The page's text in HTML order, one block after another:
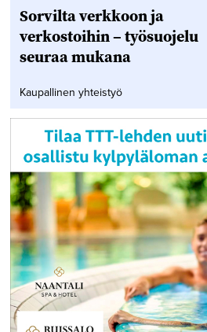
Sorvilta verkkoon ja
verkostoihin – työsuojelu
seuraa mukana
Kaupallinen yhteistyö